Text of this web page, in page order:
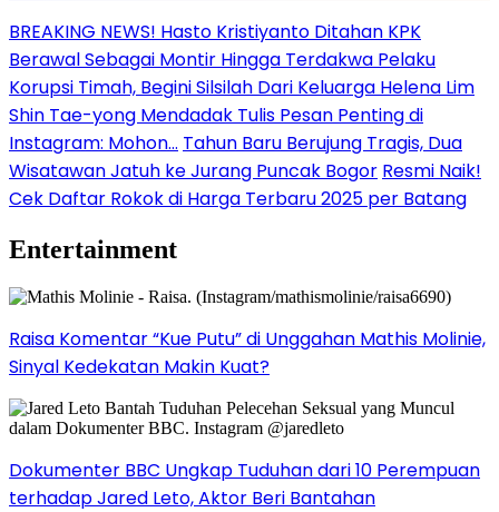
BREAKING NEWS! Hasto Kristiyanto Ditahan KPK
Berawal Sebagai Montir Hingga Terdakwa Pelaku
Korupsi Timah, Begini Silsilah Dari Keluarga Helena Lim
Shin Tae-yong Mendadak Tulis Pesan Penting di
Instagram: Mohon… Tahun Baru Berujung Tragis, Dua
Wisatawan Jatuh ke Jurang Puncak Bogor Resmi Naik!
Cek Daftar Rokok di Harga Terbaru 2025 per Batang
Entertainment
Raisa Komentar “Kue Putu” di Unggahan Mathis Molinie,
Sinyal Kedekatan Makin Kuat?
Dokumenter BBC Ungkap Tuduhan dari 10 Perempuan
terhadap Jared Leto, Aktor Beri Bantahan